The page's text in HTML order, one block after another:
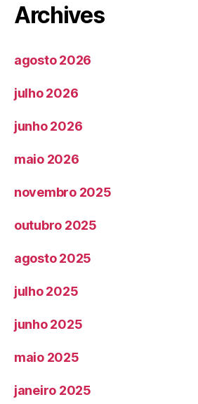
Archives
agosto 2026
julho 2026
junho 2026
maio 2026
novembro 2025
outubro 2025
agosto 2025
julho 2025
junho 2025
maio 2025
janeiro 2025